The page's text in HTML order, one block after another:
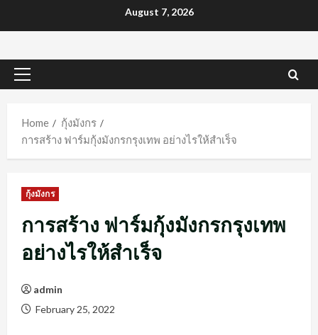
August 7, 2026
Primary
Home
กุ้งมังกร
การสร้าง ฟาร์มกุ้งมังกรกรุงเทพ อย่างไรให้สำเร็จ
กุ้งมังกร
การสร้าง ฟาร์มกุ้งมังกรกรุงเทพ
อย่างไรให้สำเร็จ
admin
February 25, 2022